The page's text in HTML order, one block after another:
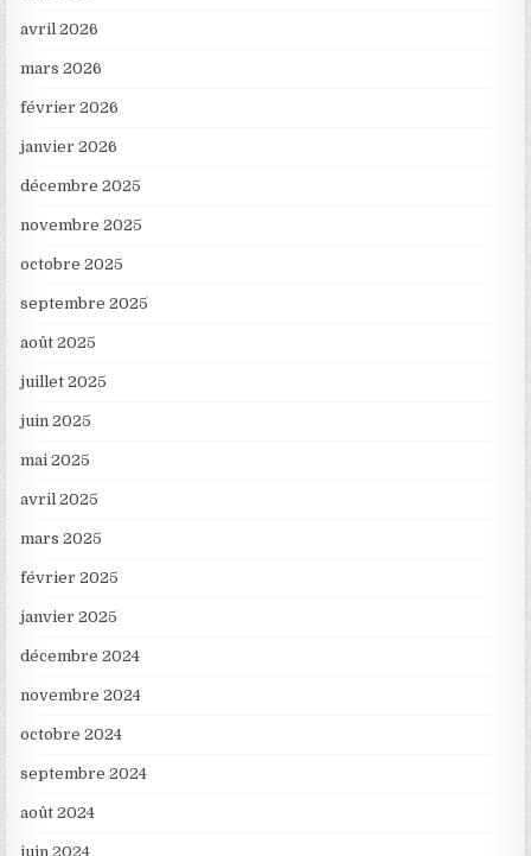
avril 2026
mars 2026
février 2026
janvier 2026
décembre 2025
novembre 2025
octobre 2025
septembre 2025
août 2025
juillet 2025
juin 2025
mai 2025
avril 2025
mars 2025
février 2025
janvier 2025
décembre 2024
novembre 2024
octobre 2024
septembre 2024
août 2024
juin 2024